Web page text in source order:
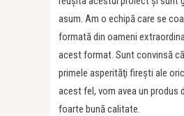
asum. Am o echipă care se
formată din oameni
acest format. Sunt convinsă
primele asperităţi fireşti ale
acest fel, vom avea un produs
foarte bună calitate.